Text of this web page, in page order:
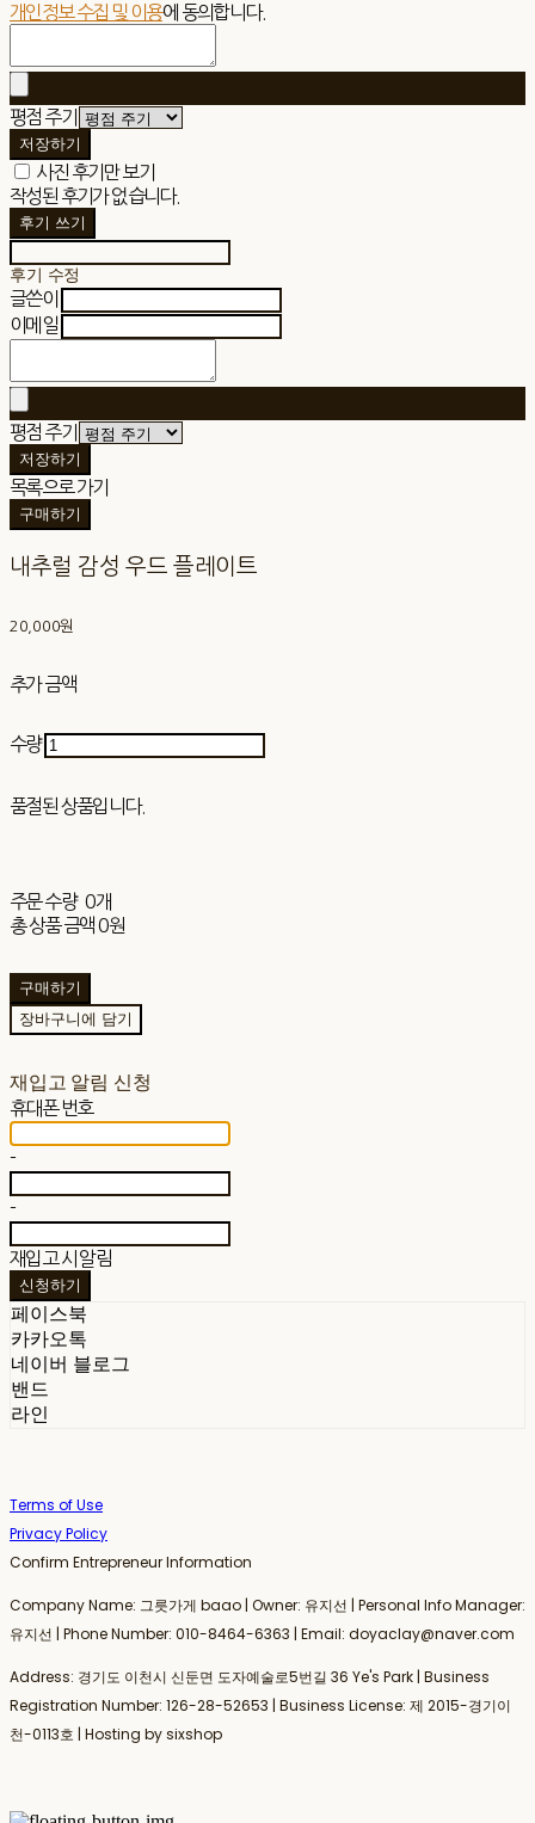
개인정보 수집 및 이용에 동의합니다.
평점 주기
저장하기
사진 후기만 보기
작성된 후기가 없습니다.
후기 쓰기
후기 수정
글쓴이
이메일
평점 주기
저장하기
목록으로 가기
구매하기
내추럴 감성 우드 플레이트
20,000원
추가 금액
수량
품절된 상품입니다.
주문 수량 0개
총 상품 금액 0원
구매하기
장바구니에 담기
재입고 알림 신청
휴대폰 번호
-
-
재입고 시 알림
신청하기
페이스북
카카오톡
네이버 블로그
밴드
라인
Terms of Use
Privacy Policy
Confirm Entrepreneur Information
Company Name: 그릇가게 baao | Owner: 유지선 | Personal Info Manager:
유지선 | Phone Number: 010-8464-6363 | Email: doyaclay@naver.com
Address: 경기도 이천시 신둔면 도자예술로5번길 36 Ye's Park | Business
Registration Number: 126-28-52653 | Business License: 제 2015-경기이
천-0113호 | Hosting by sixshop